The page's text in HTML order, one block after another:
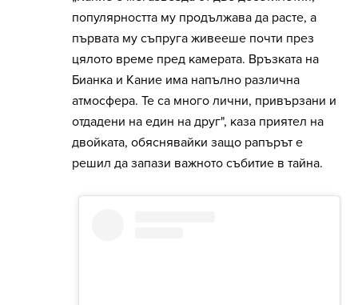
популярността му продължава да расте, а
първата му съпруга живееше почти през
цялото време пред камерата. Връзката на
Бианка и Кание има напълно различна
атмосфера. Те са много лични, привързани и
отдадени на един на друг", каза приятел на
двойката, обяснявайки защо рапърът е
решил да запази важното събитие в тайна.